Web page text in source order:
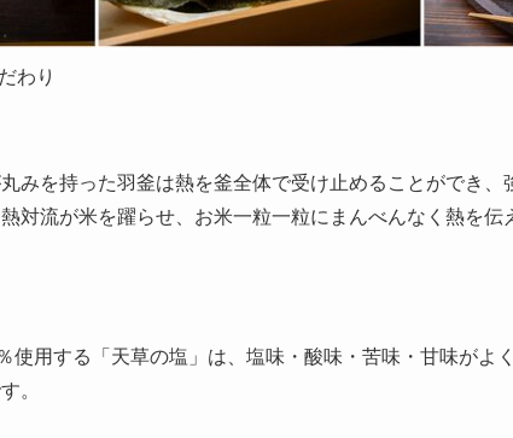
わり
みを持った羽釜は熱を釜全体で受け止めることができ、
対流が米を躍らせ、お米一粒一粒にまんべんなく熱を伝
使用する「天草の塩」は、塩味・酸味・苦味・甘味がよ
。